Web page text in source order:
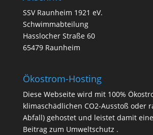
SSV Raunheim 1921 eV.
Schwimmabteilung
Hasslocher Straße 60
65479 Raunheim
Ökostrom-Hosting
Diese Webseite wird mit 100%
klimaschädlichen CO2-Ausstoß oder
Abfall) gehostet und leistet damit
Beitrag zum Umweltschutz .